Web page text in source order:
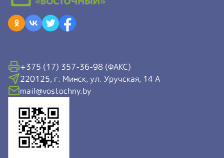
+375 (17) 357-36-98 (ФАКС)
220125, г. Минск, ул. Уручская, 14 А
mail@vostochny.by